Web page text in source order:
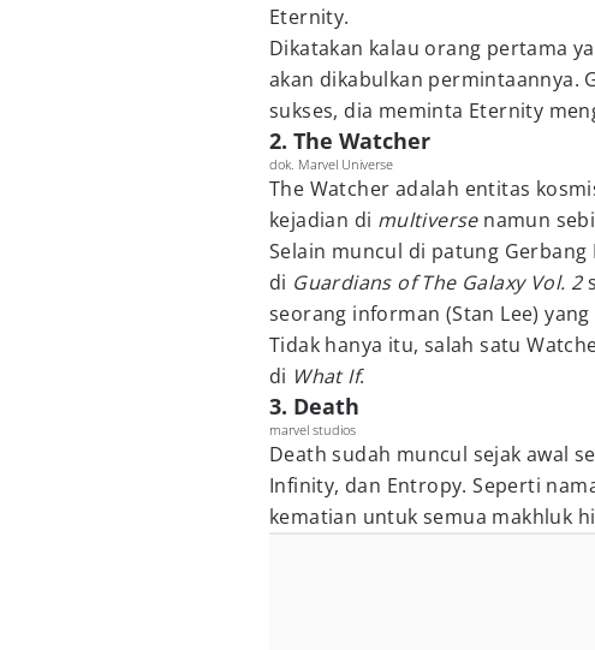
Eternity.
Dikatakan kalau orang pertama
akan dikabulkan permintaannya.
sukses, dia meminta Eternity
2. The Watcher
dok. Marvel Universe
The Watcher adalah entitas
kejadian di multiverse namun
Selain muncul di patung
di Guardians of The Galaxy Vol. 2
seorang informan (Stan Lee)
Tidak hanya itu, salah satu
di What If.
3. Death
marvel studios
Death sudah muncul sejak awal
Infinity, dan Entropy. Seperti
kematian untuk semua makhluk